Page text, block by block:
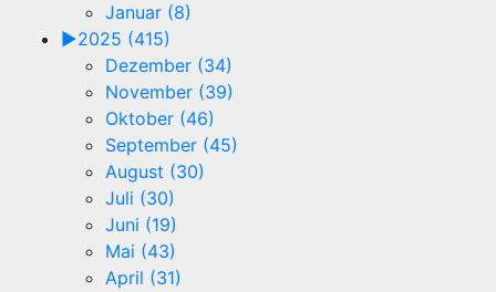
Januar (8)
►2025 (415)
Dezember (34)
November (39)
Oktober (46)
September (45)
August (30)
Juli (30)
Juni (19)
Mai (43)
April (31)